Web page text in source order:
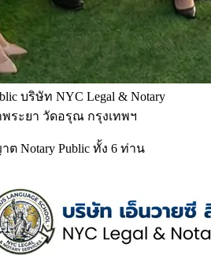
บริษัท NYC Legal & Notary
พระยา วัดอรุณ กรุงเทพฯ
Notary Public ทั้ง 6 ท่าน